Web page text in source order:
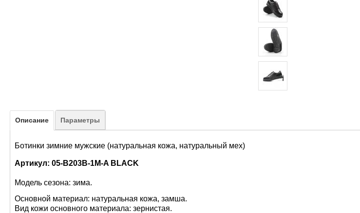
Описание Параметры
Ботинки зимние мужские (натуральная кожа, натуральный мех)
Артикул: 05-B203B-1M-A BLACK
Модель сезона: зима.
Основной материал: натуральная кожа, замша.
Вид кожи основного материала: зернистая.